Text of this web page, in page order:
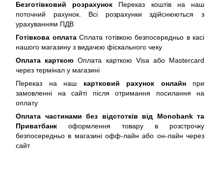
Безготівковий розрахунок Переказ коштів на наш
поточний рахунок. Всі розрахунки здійснюються з
урахуванням ПДВ
Готівкова оплатаСплата готівкою безпосередньо в касі
нашого магазину з видачєю фіскального чеку
Оплата карткою Оплата карткою Visa або Mastercard
через термінал у магазині
Переказ на наш картковий рахунок онлайнпри
замовленні на сайті після отримання посилання на
оплату
Оплата частинами без відстотків від Monobank та
Приватбанк оформлення товару в розстрочку
безпосередньо в магазині офф-лайн або он-лайн через
сайт